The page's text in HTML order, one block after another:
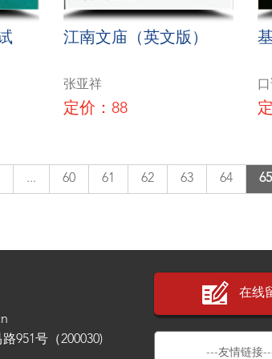
江南文庙（英文版）
张亚祥
定价：88
... 60 61 62 63 64 65
951号（200030)
在线